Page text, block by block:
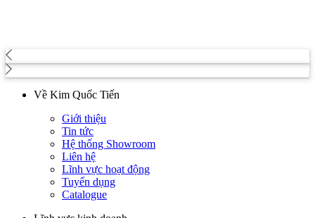
Về Kim Quốc Tiến
Giới thiệu
Tin tức
Hệ thống Showroom
Liên hệ
Lĩnh vực hoạt động
Tuyển dụng
Catalogue